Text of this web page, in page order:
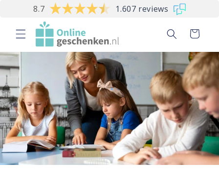
naar de
content
8.7 1.607 reviews
Winkelwagen